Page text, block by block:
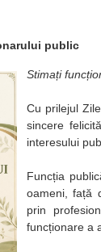
public
Stimați
Cu prilejul
sincere
interesului
Funcția
oameni, față
prin
funcționare a